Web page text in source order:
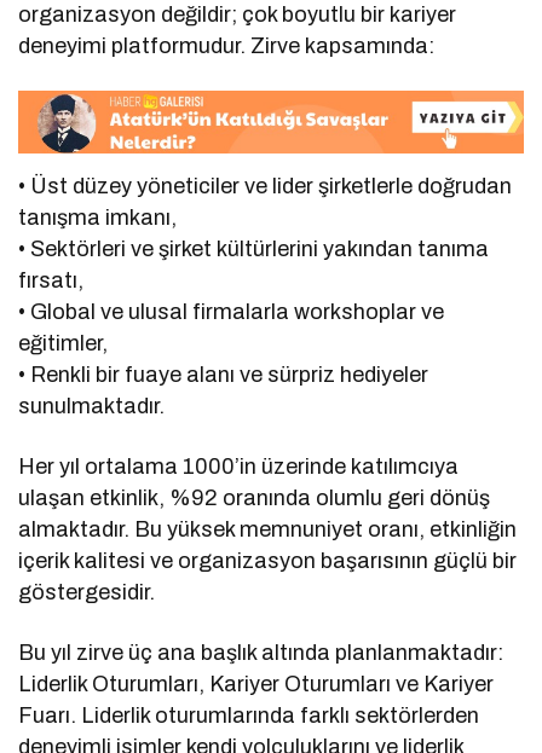
organizasyon değildir; çok boyutlu bir kariyer
deneyimi platformudur. Zirve kapsamında:
• Üst düzey yöneticiler ve lider şirketlerle doğrudan
tanışma imkanı,
• Sektörleri ve şirket kültürlerini yakından tanıma
fırsatı,
• Global ve ulusal firmalarla workshoplar ve
eğitimler,
• Renkli bir fuaye alanı ve sürpriz hediyeler
sunulmaktadır.
Her yıl ortalama 1000’in üzerinde katılımcıya
ulaşan etkinlik, %92 oranında olumlu geri dönüş
almaktadır. Bu yüksek memnuniyet oranı, etkinliğin
içerik kalitesi ve organizasyon başarısının güçlü bir
göstergesidir.
Bu yıl zirve üç ana başlık altında planlanmaktadır:
Liderlik Oturumları, Kariyer Oturumları ve Kariyer
Fuarı. Liderlik oturumlarında farklı sektörlerden
deneyimli isimler kendi yolculuklarını ve liderlik